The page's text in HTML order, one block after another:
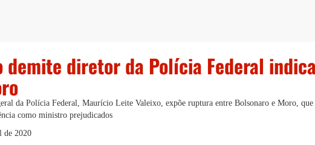
demite diretor da Polícia Federal
da Polícia Federal, Maurício Leite Valeixo, expõe ruptura entre Bolsonaro e Moro, que
como ministro prejudicados
de 2020